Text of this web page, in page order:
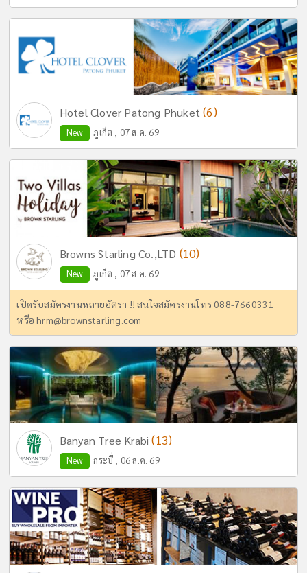
Hotel Clover Patong Phuket(6)
New ภูเก็ต , 07 ส.ค. 69
Browns Starling Co.,LTD (10)
New ภูเก็ต , 07 ส.ค. 69
เปิดรับสมัครงานหลายอัตรา !! สนใจสมัครงานโทร 088-7660331
หรือhrm@brownstarling.com
Banyan Tree Krabi(13)
New กระบี่ , 06 ส.ค. 69